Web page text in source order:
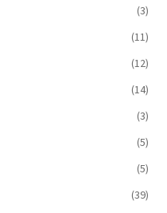
(3)
(11)
(12)
(14)
(3)
(5)
(5)
(39)